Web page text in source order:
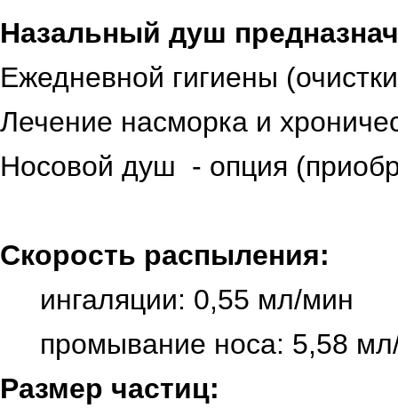
Назальный душ
Ежедневной гигиены
Лечение насморка и
Носовой душ - опция
Скорость распыления:
ингаляции: 0,55 мл/мин
промывание носа: 5,58
Размер частиц: